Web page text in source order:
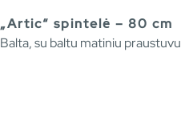
„Artic“ spintelė – 80 cm
Balta, su baltu matiniu praustuvu